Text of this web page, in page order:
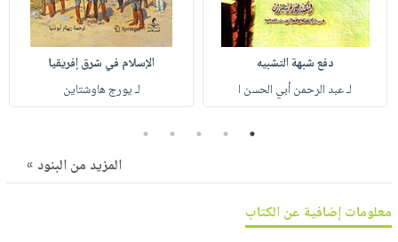
صابون
أطفال
مناسبات
فيديوهات
أسئلة
طرحها
كتابك
عربة
التسوق
نشرة
دفع شبهة التشبيه
لـ عبد الرحمن أبي الحسن ا
الإسلام في شرق إفريقيا
لـ يورج هاوشتاين
1
2
3
4
5
المزيد من البنود »
معلومات إضافية عن الكتاب